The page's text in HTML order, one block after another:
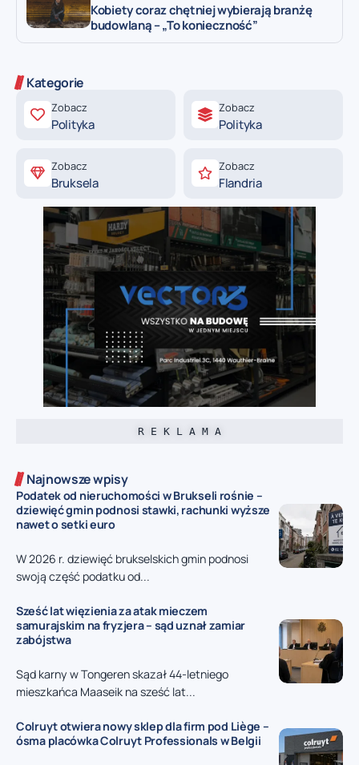
Kobiety coraz chętniej wybierają branżę
budowlaną – „To konieczność”
Kategorie
Zobacz
Polityka
Zobacz
Polityka
Zobacz
Bruksela
Zobacz
Flandria
R E K L A M A
Najnowsze wpisy
Podatek od nieruchomości w Brukseli rośnie –
dziewięć gmin podnosi stawki, rachunki wyższe
nawet o setki euro
W 2026 r. dziewięć brukselskich gmin podnosi
swoją część podatku od...
Sześć lat więzienia za atak mieczem
samurajskim na fryzjera – sąd uznał zamiar
zabójstwa
Sąd karny w Tongeren skazał 44-letniego
mieszkańca Maaseik na sześć lat...
Colruyt otwiera nowy sklep dla firm pod Liège –
ósma placówka Colruyt Professionals w Belgii